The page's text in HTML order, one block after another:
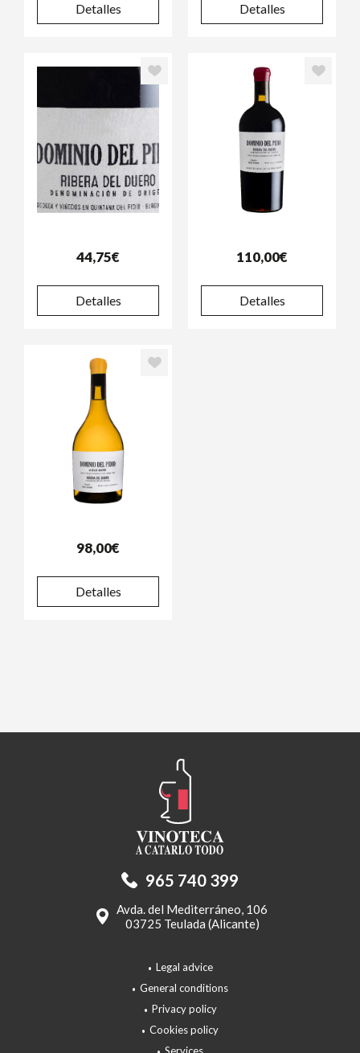
Detalles Detalles
44,75€
Detalles
110,00€
Detalles
98,00€
Detalles
965 740 399
Avda. del Mediterráneo, 106
03725 Teulada (Alicante)
Legal advice
General conditions
Privacy policy
Cookies policy